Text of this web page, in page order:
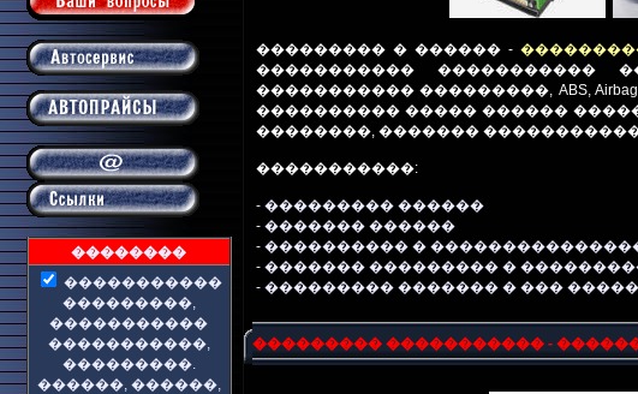
��������
�����������
���������,
�����������
�����������,
���������.
������, ������,
��������� � ������ -
����������� �����������
����������� ���������, ABS,
���������� ����� ������
��������, �������
�����������:
- ��������� ������
- ������� ������
- ���������� �
- ������� ��������� �
- ��������� ������� � ���
��������� ����������� -